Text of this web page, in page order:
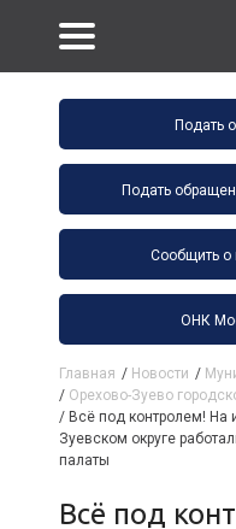
Подать
Подать
Сообщить о
ОНК
Главная / Новости /
/ Орехово-Зуево
/ Всё под контролем! На
Зуевском округе
палаты
Всё под контролем! На